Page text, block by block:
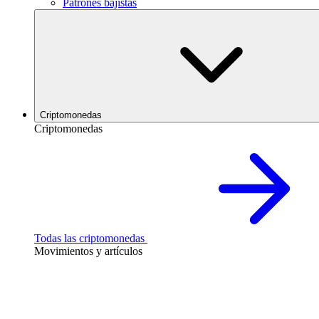
Patrones bajistas
Criptomonedas
Criptomonedas
Todas las criptomonedas
Movimientos y artículos